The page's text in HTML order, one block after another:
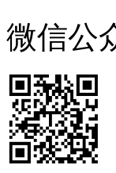
微信公